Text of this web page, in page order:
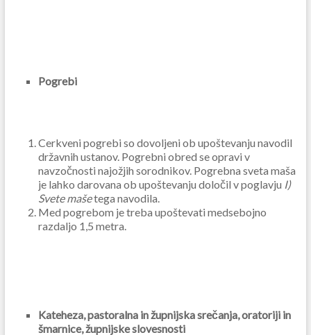
Pogrebi
Cerkveni pogrebi so dovoljeni ob upoštevanju navodil
državnih ustanov. Pogrebni obred se opravi v
navzočnosti najožjih sorodnikov. Pogrebna sveta maša
je lahko darovana ob upoštevanju določil v poglavju I)
Svete mašetega navodila.
Med pogrebom je treba upoštevati medsebojno
razdaljo 1,5 metra.
Kateheza, pastoralna in župnijska srečanja, oratoriji in
šmarnice, župnijske slovesnosti